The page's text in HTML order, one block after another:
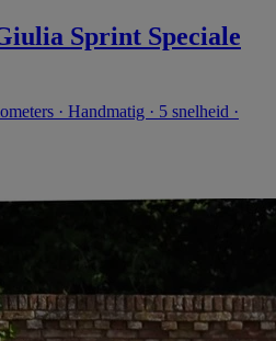
Sprint Speciale
· Handmatig · 5 snelheid ·